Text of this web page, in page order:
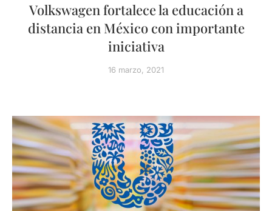
Volkswagen fortalece la educación a
distancia en México con importante
iniciativa
16 marzo, 2021